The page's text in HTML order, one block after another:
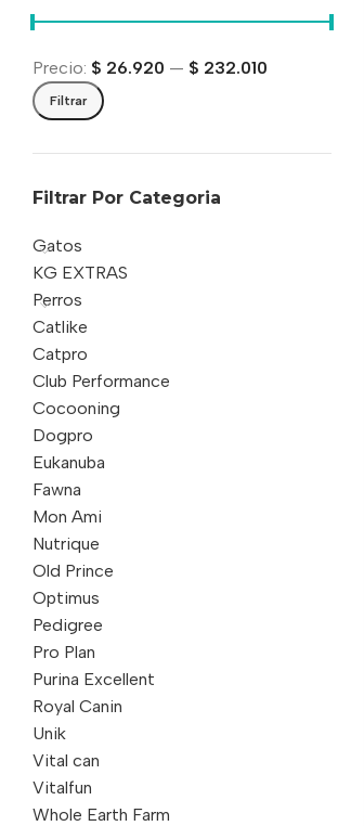
Filtrar
Precio: $ 26.920 — $ 232.010
Filtrar Por Categoria
Gatos
KG EXTRAS
Perros
Catlike
Catpro
Club Performance
Cocooning
Dogpro
Eukanuba
Fawna
Mon Ami
Nutrique
Old Prince
Optimus
Pedigree
Pro Plan
Purina Excellent
Royal Canin
Unik
Vital can
Vitalfun
Whole Earth Farm